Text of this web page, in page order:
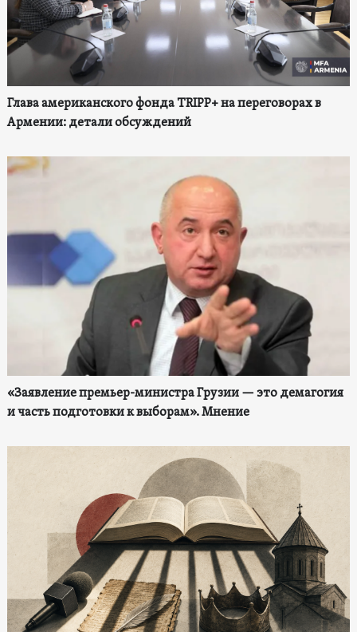
Глава американского фонда TRIPP+ на переговорах в
Армении: детали обсуждений
«Заявление премьер-министра Грузии — это демагогия
и часть подготовки к выборам». Мнение